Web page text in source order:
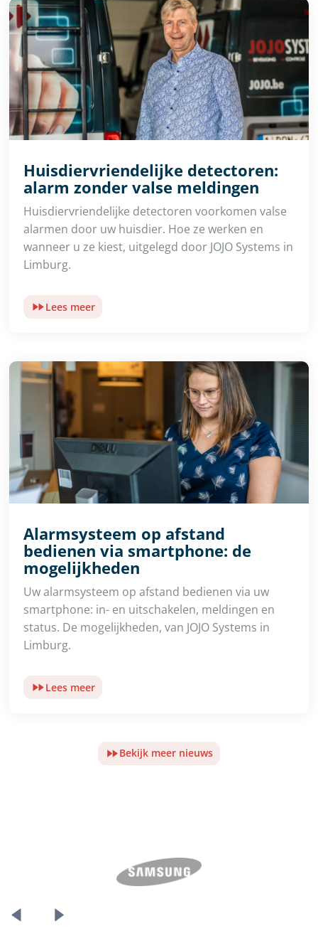
Huisdiervriendelijke detectoren:
alarm zonder valse meldingen
Huisdiervriendelijke detectoren voorkomen valse
alarmen door uw huisdier. Hoe ze werken en
wanneer u ze kiest, uitgelegd door JOJO Systems in
Limburg.
Lees meer
Alarmsysteem op afstand
bedienen via smartphone: de
mogelijkheden
Uw alarmsysteem op afstand bedienen via uw
smartphone: in- en uitschakelen, meldingen en
status. De mogelijkheden, van JOJO Systems in
Limburg.
Lees meer
Bekijk meer nieuws